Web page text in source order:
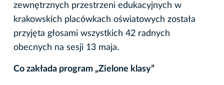
zewnętrznych przestrzeni edukacyjnych w
krakowskich placówkach oświatowych została
przyjęta głosami wszystkich 42 radnych
obecnych na sesji 13 maja.
Co zakłada program „Zielone klasy”